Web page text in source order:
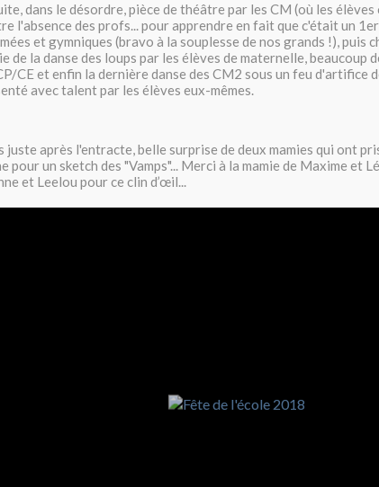
dans le désordre, pièce de théâtre par les CM (où les
l'absence des profs... pour apprendre en fait que c'était un 1er
et gymniques (bravo à la souplesse de nos grands !), puis
de la danse des loups par les élèves de maternelle, beaucoup
CE et enfin la dernière danse des CM2 sous un feu d'artifice
avec talent par les élèves eux-mêmes.
juste après l'entracte, belle surprise de deux mamies qui ont
pour un sketch des "Vamps"... Merci à la mamie de Maxime et
et Leelou pour ce clin d’œil...